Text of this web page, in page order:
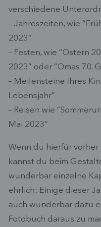
verschiedene
– Jahreszeiten, wie
2023”
– Festen, wie “Ostern
2023” oder “Omas 70.
– Meilensteine Ihres
Lebensjahr”
– Reisen wie
Mai 2023”
Wenn du hierfür
kannst du beim
wunderbar einzelne
ehrlich: Einige dieser
auch wunderbar dazu
Fotobuch daraus zu